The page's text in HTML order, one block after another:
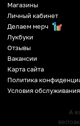
Магазины
Личный кабинет
Делаем мерч
Лукбуки
Отзывы
Вакансии
Карта сайта
Политика
Условия обслуживания
А